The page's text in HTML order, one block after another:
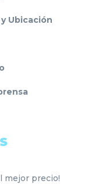
Ubicación
mejor precio!